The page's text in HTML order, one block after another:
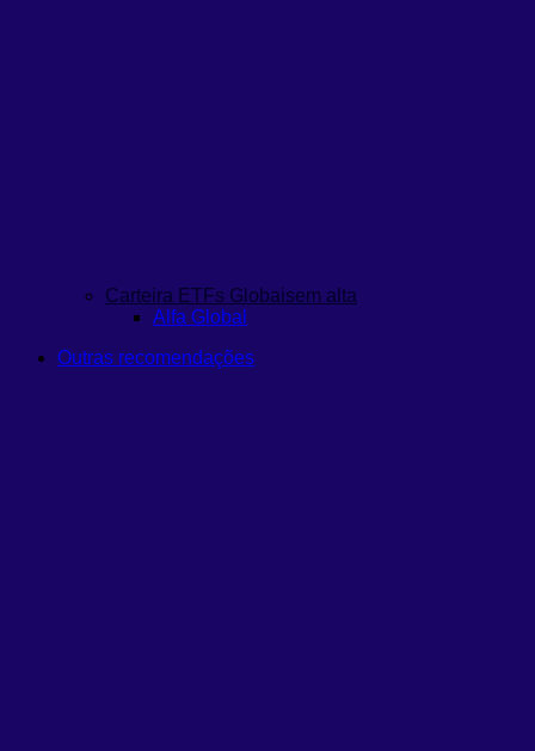
Carteira ETFs Globaisem alta
Alfa Global
Outras recomendações